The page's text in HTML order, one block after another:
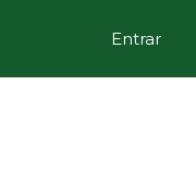
Entrar